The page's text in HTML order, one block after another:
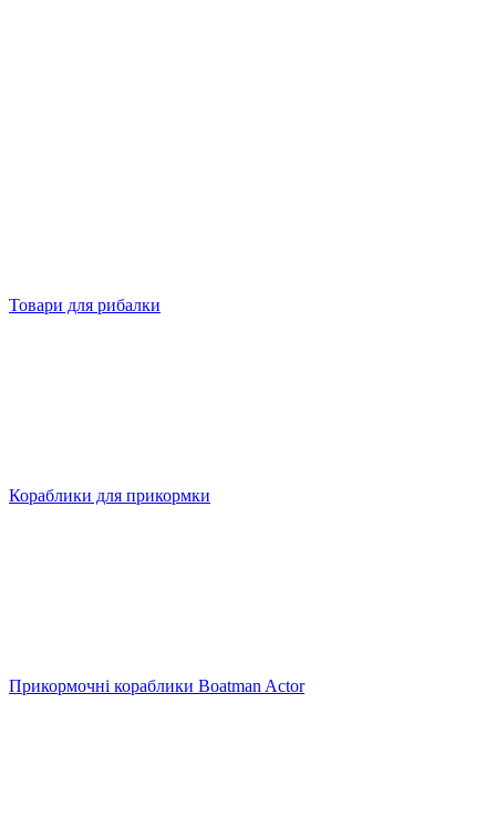
Товари для рибалки
Кораблики для прикормки
Прикормочні кораблики Boatman Actor